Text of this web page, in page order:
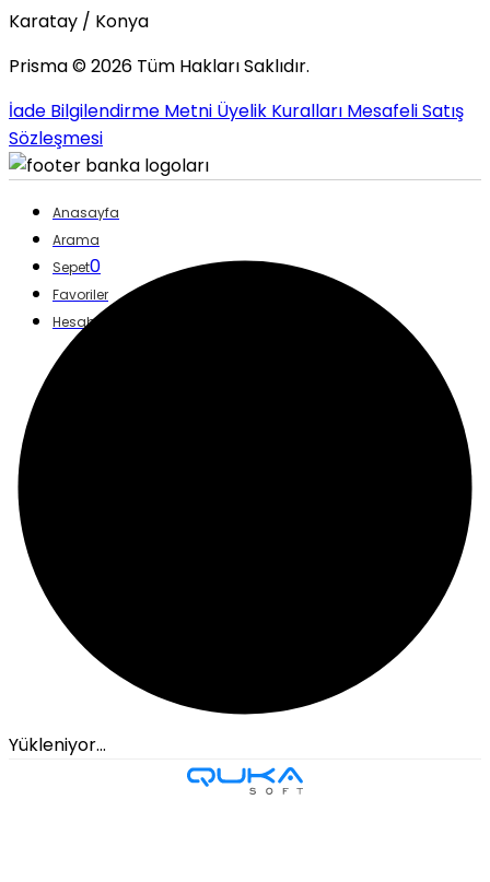
Karatay / Konya
Prisma ©2026 Tüm Hakları Saklıdır.
İade Bilgilendirme Metni Üyelik Kuralları Mesafeli Satış
Sözleşmesi
Anasayfa
Arama
Sepet0
Favoriler
Hesabım
Yükleniyor...